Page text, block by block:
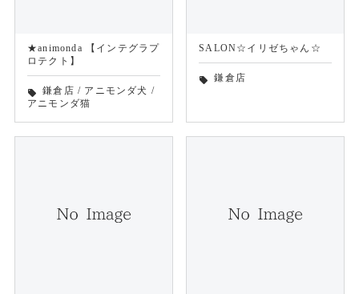
★animonda 【インテグラプ
ロテクト】
local_offer 鎌倉店 / アニモンダ犬 /
アニモンダ猫
SALON☆イリゼちゃん☆
local_offer 鎌倉店